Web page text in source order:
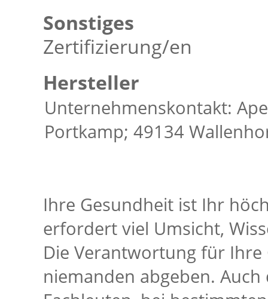
Sonstiges
Zertifizierung/en
Hersteller
Unternehmenskontakt:
Portkamp; 49134
Ihre Gesundheit ist Ihr
erfordert viel Umsicht,
Die Verantwortung für
niemanden abgeben.